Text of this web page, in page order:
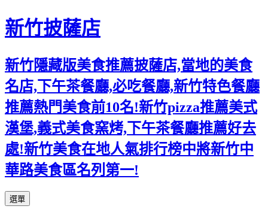
新竹披薩店
新竹隱藏版美食推薦披薩店,當地的美食
名店,下午茶餐廳,必吃餐廳,新竹特色餐廳
推薦熱門美食前10名!新竹pizza推薦美式
漢堡,義式美食窯烤,下午茶餐廳推薦好去
處!新竹美食在地人氣排行榜中將新竹中
華路美食區名列第一!
選單